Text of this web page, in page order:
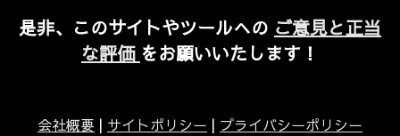
是非、このサイトやツールへの ご意見と正当
な評価 をお願いいたします！
会社概要 | サイトポリシー | プライバシーポリシー